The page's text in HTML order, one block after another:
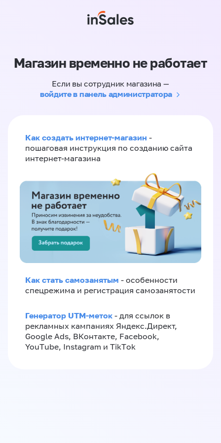
Магазин временно не работает
Если вы сотрудник магазина —
войдите в панель администратора
Как создать интернет-магазин -
пошаговая инструкция по созданию сайта
интернет-магазина
Как стать самозанятым - особенности
спецрежима и регистрация самозанятости
Генератор UTM-меток - для ссылок в
рекламных кампаниях Яндекс.Директ,
Google Ads, ВКонтакте, Facebook,
YouTube, Instagram и TikTok